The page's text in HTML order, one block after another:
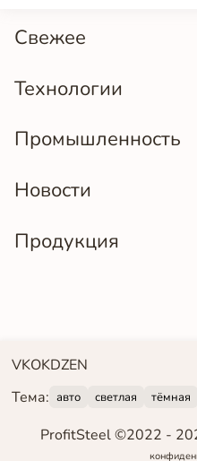
Свежее
Технологии
Промышленность
Новости
Продукция
VKOKDZEN
Тема: авто светлая тёмная
ProfitSteel ©2022 -